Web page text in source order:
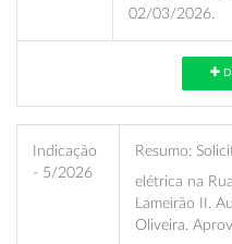
02/03/2026.
Indicação
- 5/2026
Resumo:
elétrica na
Lameirão II.
Oliveira.